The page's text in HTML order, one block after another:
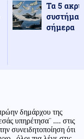
Τα 5
σήμερα